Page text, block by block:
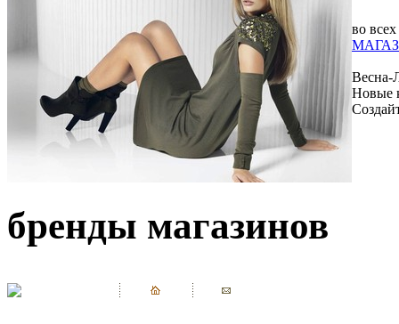
во всех
Весна-
Новые
бренды магазинов